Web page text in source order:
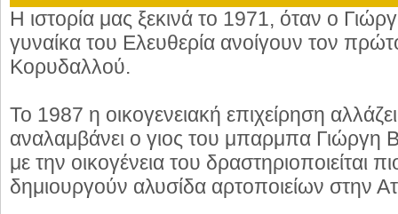
Η ιστορία μας ξεκινά το 1971, όταν ο
γυναίκα του Ελευθερία ανοίγουν τον
Κορυδαλλού.
Το 1987 η οικογενειακή επιχείρηση
αναλαμβάνει ο γιος του μπαρμπα Γιώργη
με την οικογένεια του δραστηριοποιείται
δημιουργούν αλυσίδα αρτοποιείων στην